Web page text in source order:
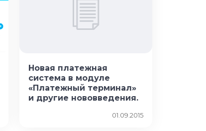
Новая платежная
система в модуле
«Платежный терминал»
и другие нововведения.
01.09.2015